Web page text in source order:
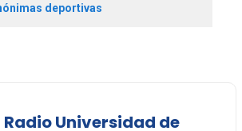
deportivas
Radio Universidad de